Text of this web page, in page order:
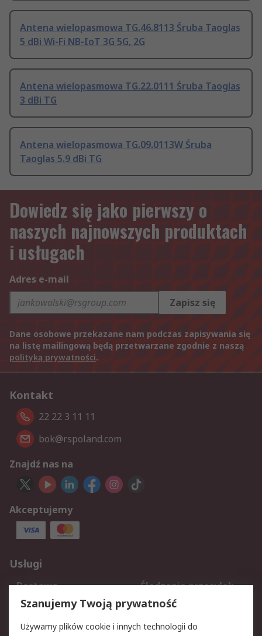
Antena wielopasmowa TG.46.8113 Śruba Taoglas
5 dBi Wi-Fi NB-IoT 3G 5G, 2G
Antena wielopasmowa TG.22.0111 Śruba Taoglas
3 dBi TG
Antena wielopasmowa TG.09.0113W Śruba
Taoglas 5.9 dBi TG
Dowiedz się jako pierwszy o
naszych najnowszych produktach
i usługach
Adres e-mail
Zapisz się
Dane osobowe przekazane nam podczas zapisywania się
na listę mailingową będą przetwarzane zgodnie z naszą
polityką prywatności.
Kontakt
22 22 3 11 11
bok@rspoland.com
Znajdź nas na
Akceptujemy
Usługi
Dostawa
Śledzenie przesyłek
Reklamacje i zwroty
Rejestracja
Szanujemy Twoją prywatność
Używamy plików cookie i innych technologii do